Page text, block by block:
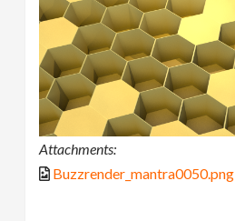
Attachments:
Buzzrender_mantra0050.png